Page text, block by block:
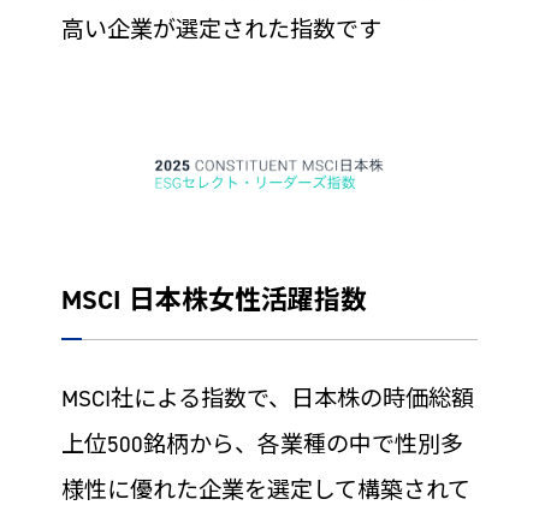
高い企業が選定された指数です
MSCI 日本株女性活躍指数
MSCI社による指数で、日本株の時価総額
上位500銘柄から、各業種の中で性別多
様性に優れた企業を選定して構築されて